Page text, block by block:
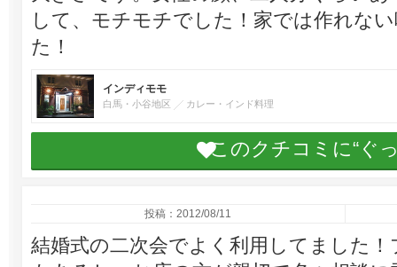
して、モチモチでした！家では作れな
た！
インディモモ
白馬・小谷地区 カレー・インド料理
このクチコミに“ぐ
投稿：2012/08/11
結婚式の二次会でよく利用してました